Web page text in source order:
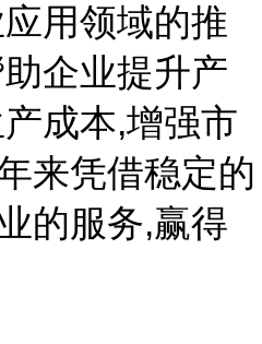
用领域的推
企业提升产
成本,增强市
来凭借稳定的
的服务,赢得